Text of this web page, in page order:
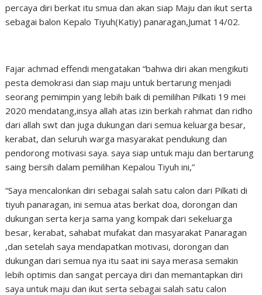
percaya diri berkat itu smua dan akan siap Maju dan ikut serta
sebagai balon Kepalo Tiyuh(Katiy) panaragan,Jumat 14/02.
Fajar achmad effendi mengatakan “bahwa diri akan mengikuti
pesta demokrasi dan siap maju untuk bertarung menjadi
seorang pemimpin yang lebih baik di pemilihan Pilkati 19 mei
2020 mendatang,insya allah atas izin berkah rahmat dan ridho
dari allah swt dan juga dukungan dari semua keluarga besar,
kerabat, dan seluruh warga masyarakat pendukung dan
pendorong motivasi saya. saya siap untuk maju dan bertarung
saing bersih dalam pemilihan Kepalou Tiyuh ini,”
“Saya mencalonkan diri sebagai salah satu calon dari Pilkati di
tiyuh panaragan, ini semua atas berkat doa, dorongan dan
dukungan serta kerja sama yang kompak dari sekeluarga
besar, kerabat, sahabat mufakat dan masyarakat Panaragan
,dan setelah saya mendapatkan motivasi, dorongan dan
dukungan dari semua nya itu saat ini saya merasa semakin
lebih optimis dan sangat percaya diri dan memantapkan diri
saya untuk maju dan ikut serta sebagai salah satu calon